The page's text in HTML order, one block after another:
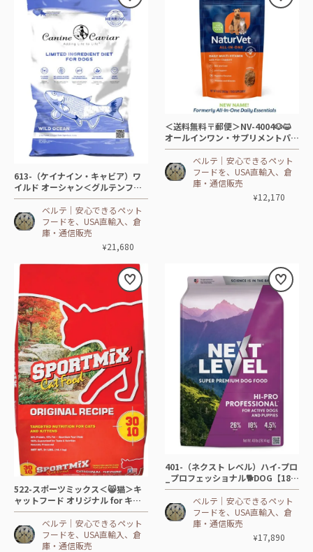
613-（ケイナイン・キャビア）ワ
イルド オーシャン＜グルテンフリ
ー＞🐕DOG【10㎏】🐟ニシン
ベルテ│安心できるペット
フードを、USA直輸入、倉
庫・通信販売
¥21,680
＜送料無料〒郵便＞NV-4004🐶😺
オールインワン・サプリメントパウ
ダー【13oz≒368.5g≒小さじ-約14
ベルテ│安心できるペット
フードを、USA直輸入、倉
庫・通信販売
¥12,170
522-スポーツミックス＜😸猫＞キ
ャットフード オリジナル for キャ
ッツ＆キトゥンズ【14.1㎏】🐓🐟
ベルテ│安心できるペット
フードを、USA直輸入、倉
庫・通信販売
401-（ネクスト レベル）ハイ-プロ
_プロフェッショナル🐕DOG【18.1
4 ㎏】🐂🐟🐓🐖
ベルテ│安心できるペット
フードを、USA直輸入、倉
庫・通信販売
¥17,890